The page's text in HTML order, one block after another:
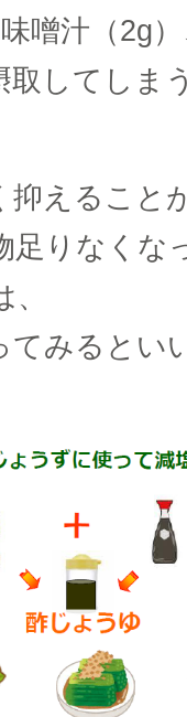
噌汁（2g
取してしま
抑えること
足りなくな
てみるとい